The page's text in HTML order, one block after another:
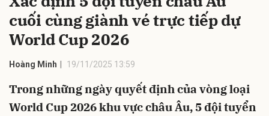
cuối cùng giành vé trực tiếp dự
World Cup 2026
Hoàng Minh 19/11/2025 13:59
Trong những ngày quyết định của vòng loại
World Cup 2026 khu vực châu Âu, 5 đội tuyển